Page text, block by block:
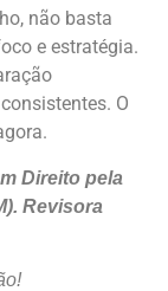
não basta
e estratégia.
O
Direito pela
Revisora